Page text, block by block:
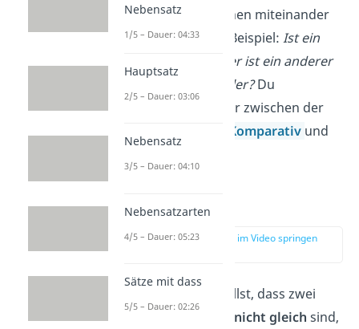
Dinge oder Personen miteinander
vergleichen. Zum Beispiel: Ist ein
Hund schnell? Oder ist ein anderer
Hund noch schneller?Du
unterscheidest hier zwischen der
Komparativ und
Grundform
zur Stelle im Video springen
Wenn du sagen willst, dass zwei
Dinge
nicht gleich sind,
Nebensatz
1/5 – Dauer: 04:33
Hauptsatz
2/5 – Dauer: 03:06
Nebensatz
3/5 – Dauer: 04:10
Nebensatzarten
4/5 – Dauer: 05:23
Sätze mit dass
5/5 – Dauer: 02:26